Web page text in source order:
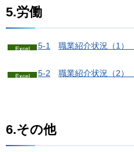
5.労働
5-1 職業紹介状況（1）
5-2 職業紹介状況（2）
6.その他